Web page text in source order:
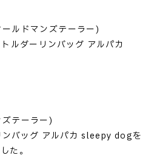
ルドマンズテーラー)
ルダーリンバッグ アルパカ
テーラー)
ンバッグ アルパカ sleepy dogを
た。